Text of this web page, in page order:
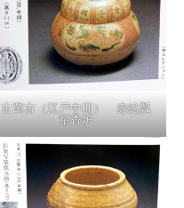
古萬古（江戸中期） 赤絵瓢
箪香炉